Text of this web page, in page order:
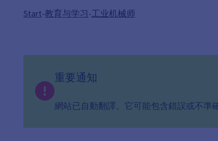
Start-教育与学习-工业机械师
重要通知
網站已自動翻譯。它可能包含錯誤或不準